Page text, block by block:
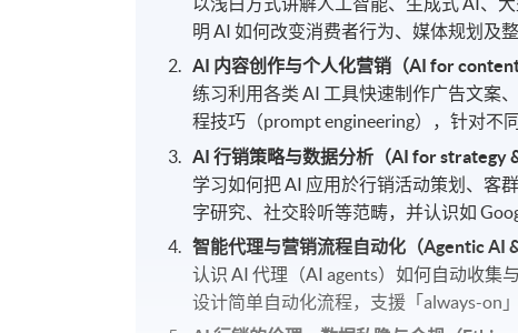
明 AI 如何改变消费者行为、媒体规划及
AI 内容创作与个人化营销（AI for
练习利用各类 AI 工具快速制作广告文案
程技巧（prompt engineering），针对不
AI 行销策略与数据分析（AI for strategy
学习如何把 AI 应用於行销活动策划、客
字研究、社交聆听等范畴，并认识如
智能代理与营销流程自动化（Agentic AI
认识 AI 代理（AI agents）如何自动收集
设计简单自动化流程，支援「always-on